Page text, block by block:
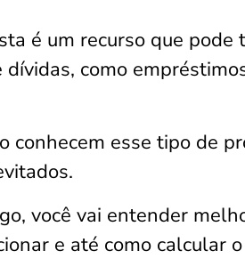
é um recurso que pode
dívidas, como
conhecem esse tipo de
você vai entender
e até como calcular